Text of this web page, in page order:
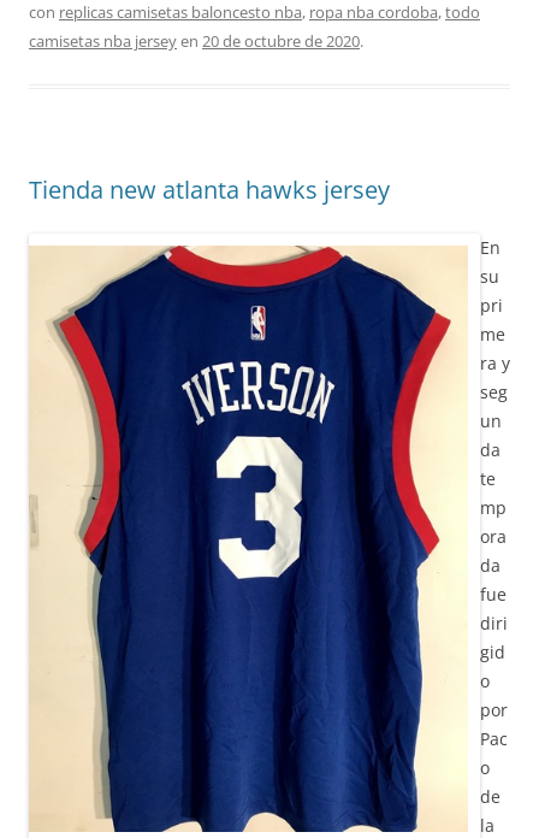
con replicas camisetas baloncesto nba, ropa nba cordoba,todo
camisetas nba jerseyen 20 de octubre de 2020.
Tienda new atlanta hawks jersey
En
su
pri
me
ra y
seg
un
da
te
mp
ora
da
fue
diri
gid
o
por
Pac
o
de
la